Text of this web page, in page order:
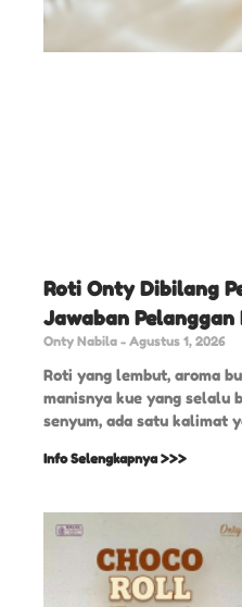
Roti Onty Dibilang
Jawaban Pelanggan
Onty Nabila Agustus 1, 2026
Roti yang lembut, aroma
manisnya kue yang selalu
senyum, ada satu kalimat
Info Selengkapnya >>>